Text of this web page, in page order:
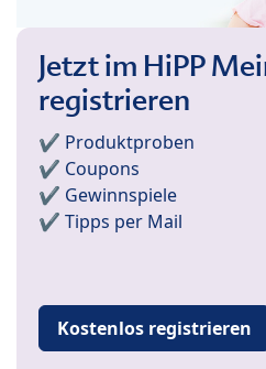
Jetzt im HiPP
registrieren
✔️ Produktproben
✔️ Coupons
✔️ Gewinnspiele
✔️ Tipps per Mail
Kostenlos registrieren